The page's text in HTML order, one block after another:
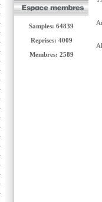
Samples: 64839
Reprises: 4009
Membres: 2589